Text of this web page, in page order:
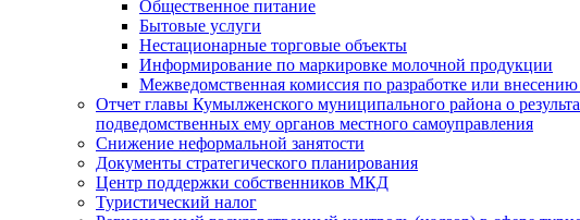
Общественное питание
Бытовые услуги
Нестационарные торговые объекты
Информирование по маркировке молочной продукции
Межведомственная комиссия по разработке или
Отчет главы Кумылженского муниципального района о
подведомственных ему органов местного самоуправления
Снижение неформальной занятости
Документы стратегического планирования
Центр поддержки собственников МКД
Туристический налог